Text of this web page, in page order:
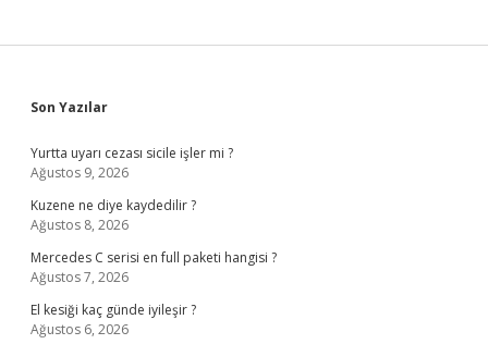
Sidebar
Son Yazılar
Yurtta uyarı cezası sicile işler mi ?
Ağustos 9, 2026
Kuzene ne diye kaydedilir ?
Ağustos 8, 2026
Mercedes C serisi en full paketi hangisi ?
Ağustos 7, 2026
El kesiği kaç günde iyileşir ?
Ağustos 6, 2026